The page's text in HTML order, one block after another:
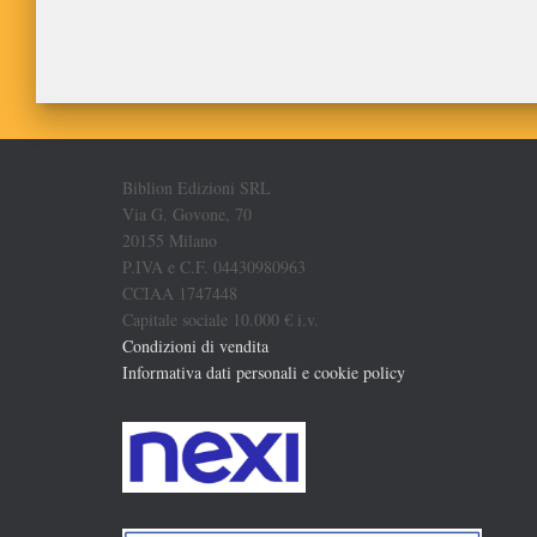
Biblion Edizioni SRL
Via G. Govone, 70
20155 Milano
P.IVA e C.F. 04430980963
CCIAA 1747448
Capitale sociale 10.000 € i.v.
Condizioni di vendita
Informativa dati personali e cookie policy